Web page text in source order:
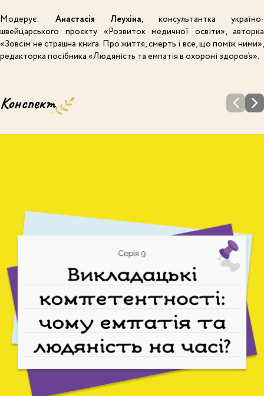
Модерує: Анастасія Леухіна, консультантка україно-
швейцарського проєкту «Розвиток медичної освіти», авторка
«Зовсім не страшна книга. Про життя, смерть і все, що поміж ними»,
редакторка посібника «Людяність та емпатія в охороні здоров’я».
Конспект